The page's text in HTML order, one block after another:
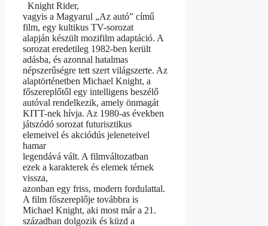
Knight Rider,
vagyis a Magyarul „Az autó” című
film, egy kultikus TV-sorozat
alapján készült mozifilm adaptáció. A
sorozat eredetileg 1982-ben került
adásba, és azonnal hatalmas
népszerűségre tett szert világszerte. Az
alaptörténetben Michael Knight, a
főszereplőtől egy intelligens beszélő
autóval rendelkezik, amely önmagát
KITT-nek hívja. Az 1980-as években
játszódó sorozat futurisztikus
elemeivel és akciódús jeleneteivel
hamar
legendává vált. A filmváltozatban
ezek a karakterek és elemek térnek
vissza,
azonban egy friss, modern fordulattal.
A film főszereplője továbbra is
Michael Knight, aki most már a 21.
században dolgozik és küzd a